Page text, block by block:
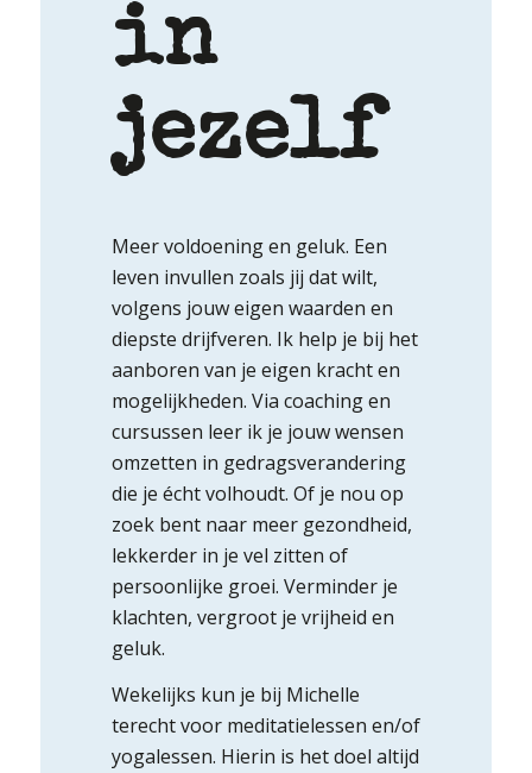
in
jezelf
Meer voldoening en geluk. Een
leven invullen zoals jij dat wilt,
volgens jouw eigen waarden en
diepste drijfveren. Ik help je bij het
aanboren van je eigen kracht en
mogelijkheden. Via coaching en
cursussen leer ik je jouw wensen
omzetten in gedragsverandering
die je écht volhoudt. Of je nou op
zoek bent naar meer gezondheid,
lekkerder in je vel zitten of
persoonlijke groei. Verminder je
klachten, vergroot je vrijheid en
geluk.
Wekelijks kun je bij Michelle
terecht voor meditatielessen en/of
yogalessen. Hierin is het doel altijd